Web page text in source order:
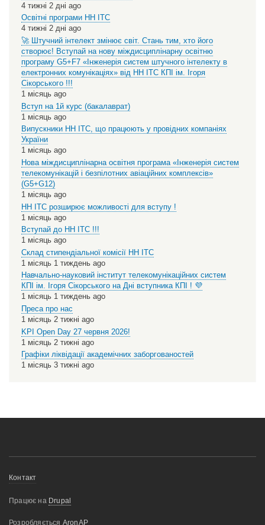
4 тижні 2 дні ago
Освітні програми НН ІТС
4 тижні 2 дні ago
🚀 Штучний інтелект змінює світ. Стань тим, хто його
створює! Вступай на нову міждисциплінарну освітню
програму G5+F7 «Інженерія систем штучного інтелекту в
електронних комунікаціях» від НН ІТС КПІ ім. Ігоря
Сікорського !!!
1 місяць ago
Вступ на 1й курс (бакалаврат)
1 місяць ago
Випускники НН ІТС, що працюють у провідних компаніях
України
1 місяць ago
Нова міждисциплінарна освітня програма «Інженерія систем
телекомунікацій і безпілотних авіаційних комплексів»
(G5+G12)
1 місяць ago
НН ІТС розширює можливості для вступу !
1 місяць ago
Вступай до НН ІТС !!!
1 місяць ago
Склад стипендіальної комісії НН ІТС
1 місяць 1 тиждень ago
Навчально-науковий інститут телекомунікаційних систем
КПІ ім. Ігоря Сікорського на Дні вступника КПІ ! 💜
1 місяць 1 тиждень ago
Преса про нас
1 місяць 2 тижні ago
KPI Open Day 27 червня 2026!
1 місяць 2 тижні ago
Графіки ліквідації академічних заборгованостей
1 місяць 3 тижні ago
Меню
колонтитулу
Контакт
Працює на Drupal
Розробляється AronAP